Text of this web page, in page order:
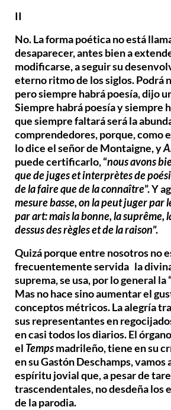
II
No. La forma poética no está
desaparecer, antes bien a
modificarse, a seguir su
eterno ritmo de los siglos. Podrá
pero siempre habrá poesía, dijo
Siempre habrá poesía y siempre
que siempre faltará será la
comprendedores, porque, como
lo dice el señor de Montaigne, y
puede certificarlo, “nous avons
que de juges et interprètes de
de la faire que de la connaître”. Y
mesure basse, on la peut juger par
par art: mais la bonne, la suprême,
dessus des règles et de la raison”.
Quizá porque entre nosotros no
frecuentemente servida la
suprema, se usa, por lo general la
Mas no hace sino aumentar el
conceptos métricos. La alegría
sus representantes en
en casi todos los diarios. El
el Tempsmadrileño, tiene en su
en su Gastón Deschamps, vamos
espíritu jovial que, a pesar de
trascendentales, no desdeña
de la parodia.